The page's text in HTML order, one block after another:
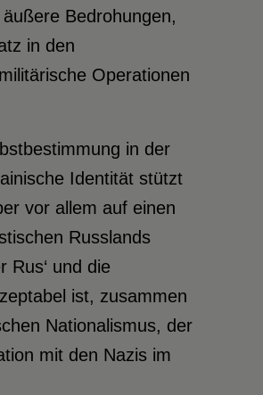
Bedrohungen,
in den
Operationen
in der
Identität stützt
vor allem auf einen
Russlands
Rus‘ und die
ist, zusammen
Nationalismus, der
mit den Nazis im